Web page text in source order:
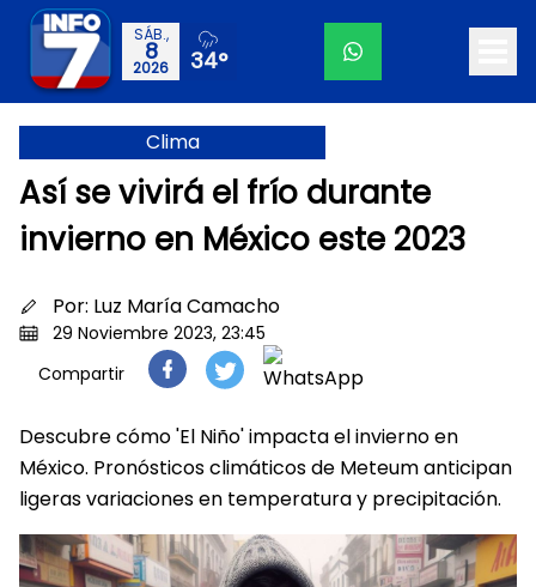
SÁB.,
8
2026 34°
Clima
Así se vivirá el frío durante
invierno en México este 2023
Por: Luz María Camacho
29 Noviembre 2023, 23:45
Compartir
Descubre cómo 'El Niño' impacta el invierno en
México. Pronósticos climáticos de Meteum anticipan
ligeras variaciones en temperatura y precipitación.